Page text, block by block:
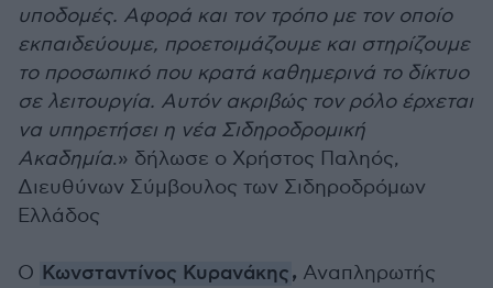
υποδομές. Αφορά και τον τρόπο με τον οποίο
εκπαιδεύουμε, προετοιμάζουμε και στηρίζουμε
το προσωπικό που κρατά καθημερινά το δίκτυο
σε λειτουργία. Αυτόν ακριβώς τον ρόλο έρχεται
να υπηρετήσει η νέα Σιδηροδρομική
Ακαδημία.» δήλωσε ο Χρήστος Παληός,
Διευθύνων Σύμβουλος των Σιδηροδρόμων
Ελλάδος
Ο Κωνσταντίνος Κυρανάκης, Αναπληρωτής